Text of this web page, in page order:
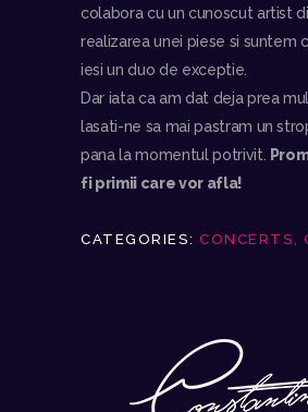
colabora cu un cunoscut artist
realizarea unei piese si suntem
iesi un duo de exceptie.
Dar iata ca am dat deja prea
lasati-ne sa mai pastram un
pana la momentul potrivit.
fi primii care vor afla!
CATEGORIES: CONCERTS